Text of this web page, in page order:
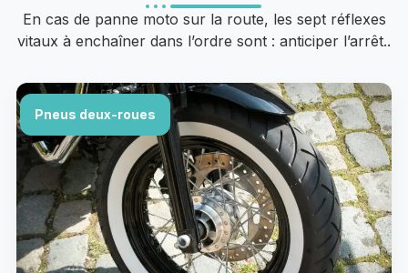
En cas de panne moto sur la route, les sept réflexes
vitaux à enchaîner dans l’ordre sont : anticiper l’arrêt..
Pneus deux-roues